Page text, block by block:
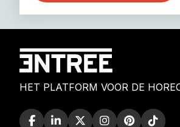
HET PLATFORM VOOR DE